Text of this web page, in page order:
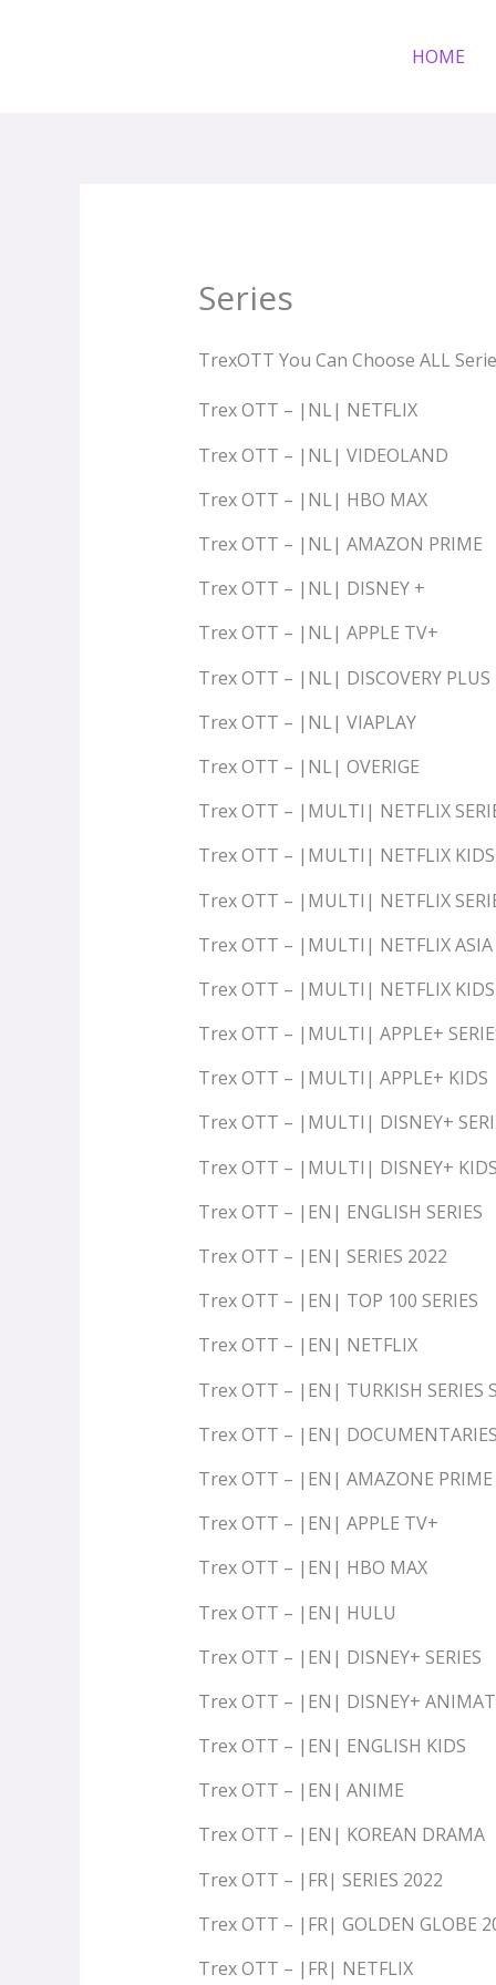
HOME
Series
TrexOTT You Can Choose ALL
Trex OTT – |NL| NETFLIX
Trex OTT – |NL| VIDEOLAND
Trex OTT – |NL| HBO MAX
Trex OTT – |NL| AMAZON PRIME
Trex OTT – |NL| DISNEY +
Trex OTT – |NL| APPLE TV+
Trex OTT – |NL| DISCOVERY PLUS
Trex OTT – |NL| VIAPLAY
Trex OTT – |NL| OVERIGE
Trex OTT – |MULTI| NETFLIX
Trex OTT – |MULTI| NETFLIX
Trex OTT – |MULTI| NETFLIX
Trex OTT – |MULTI| NETFLIX ASIA
Trex OTT – |MULTI| NETFLIX KIDS
Trex OTT – |MULTI| APPLE+
Trex OTT – |MULTI| APPLE+ KIDS
Trex OTT – |MULTI| DISNEY+
Trex OTT – |MULTI| DISNEY+ KIDS
Trex OTT – |EN| ENGLISH SERIES
Trex OTT – |EN| SERIES 2022
Trex OTT – |EN| TOP 100 SERIES
Trex OTT – |EN| NETFLIX
Trex OTT – |EN| TURKISH SERIES
Trex OTT – |EN| DOCUMENTARIES
Trex OTT – |EN| AMAZONE PRIME
Trex OTT – |EN| APPLE TV+
Trex OTT – |EN| HBO MAX
Trex OTT – |EN| HULU
Trex OTT – |EN| DISNEY+ SERIES
Trex OTT – |EN| DISNEY+
Trex OTT – |EN| ENGLISH KIDS
Trex OTT – |EN| ANIME
Trex OTT – |EN| KOREAN DRAMA
Trex OTT – |FR| SERIES 2022
Trex OTT – |FR| GOLDEN GLOBE
Trex OTT – |FR| NETFLIX